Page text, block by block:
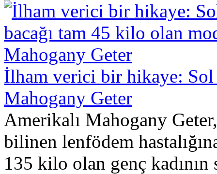
İlham verici bir hikaye: Sol
Mahogany Geter
Amerikalı Mahogany
bilinen lenfödem
135 kilo olan genç kadının